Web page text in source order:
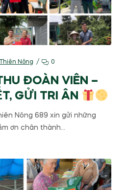
Thiên Nông 0
ĐOÀN VIÊN –
GỬI TRI ÂN
Nông 689 xin gửi những
ơn chân thành…